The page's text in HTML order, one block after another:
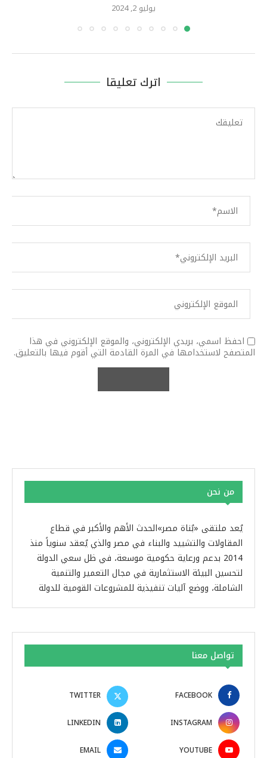
يوليو 2, 2024
اترك تعليقا
احفظ اسمي، بريدي الإلكتروني، والموقع الإلكتروني في هذا
المتصفح لاستخدامها في المرة القادمة التي أقوم فيها بالتعليق.
من نحن
يُعد ملتقى «بُناة مصر»الحدث الأهم والأكبر في قطاع
المقاولات والتشييد والبناء في مصر والذي يُعقد سنوياً منذ
2014 بدعم ورعاية حكومية موسعة، في ظل سعي الدولة
لتحسين البيئة الاستثمارية في مجال التعمير والتنمية
الشاملة، ووضع آليات تنفيذية للمشروعات القومية للدولة
تواصل معنا
FACEBOOK
TWITTER
INSTAGRAM
LINKEDIN
YOUTUBE
EMAIL